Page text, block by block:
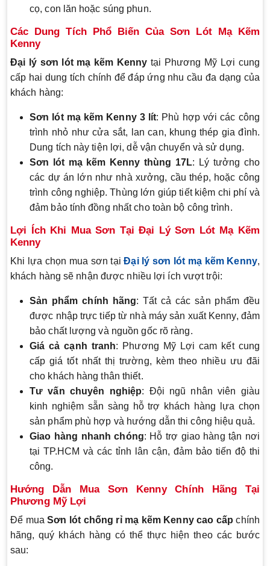
cọ, con lăn hoặc súng phun.
Các Dung Tích Phổ Biến Của Sơn Lót Mạ Kẽm
Kenny
Đại lý sơn lót mạ kẽm Kenny tại Phương Mỹ Lợi cung
cấp hai dung tích chính để đáp ứng nhu cầu đa dạng của
khách hàng:
Sơn lót mạ kẽm Kenny 3 lít: Phù hợp với các công
trình nhỏ như cửa sắt, lan can, khung thép gia đình.
Dung tích này tiện lợi, dễ vận chuyển và sử dụng.
Sơn lót mạ kẽm Kenny thùng 17L: Lý tưởng cho
các dự án lớn như nhà xưởng, cầu thép, hoặc công
trình công nghiệp. Thùng lớn giúp tiết kiệm chi phí và
đảm bảo tính đồng nhất cho toàn bộ công trình.
Lợi Ích Khi Mua Sơn Tại Đại Lý Sơn Lót Mạ Kẽm
Kenny
Khi lựa chọn mua sơn tạiĐại lý sơn lót mạ kẽm Kenny,
khách hàng sẽ nhận được nhiều lợi ích vượt trội:
Sản phẩm chính hãng: Tất cả các sản phẩm đều
được nhập trực tiếp từ nhà máy sản xuất Kenny, đảm
bảo chất lượng và nguồn gốc rõ ràng.
Giá cả cạnh tranh: Phương Mỹ Lợi cam kết cung
cấp giá tốt nhất thị trường, kèm theo nhiều ưu đãi
cho khách hàng thân thiết.
Tư vấn chuyên nghiệp: Đội ngũ nhân viên giàu
kinh nghiệm sẵn sàng hỗ trợ khách hàng lựa chọn
sản phẩm phù hợp và hướng dẫn thi công hiệu quả.
Giao hàng nhanh chóng: Hỗ trợ giao hàng tận nơi
tại TP.HCM và các tỉnh lân cận, đảm bảo tiến độ thi
công.
Hướng Dẫn Mua Sơn Kenny Chính Hãng Tại
Phương Mỹ Lợi
Để muaSơn lót chống rỉ mạ kẽm Kenny cao cấp chính
hãng, quý khách hàng có thể thực hiện theo các bước
sau: